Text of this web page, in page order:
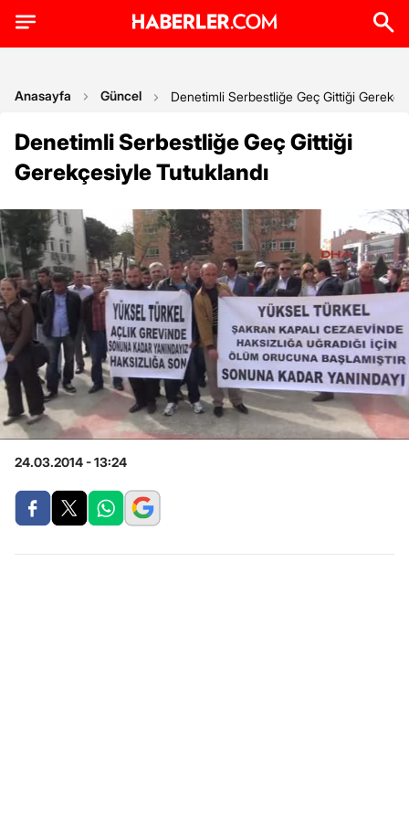
Anasayfa Güncel Denetimli Serbestliğe Geç Gittiği
Denetimli Serbestliğe Geç Gittiği
Gerekçesiyle Tutuklandı
24.03.2014 - 13:24